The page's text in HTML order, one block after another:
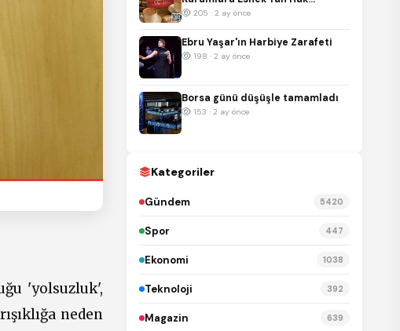
'yolsuzluk',
neden
Çözümü: A101 Hediye Kartı
205 · 2 ay önce
Ebru Yaşar'ın Harbiye Zarafeti
198 · 2 ay önce
Borsa günü düşüşle tamamladı
153 · 2 ay önce
Kategoriler
Gündem 5420
Spor 447
Ekonomi 1038
Teknoloji 392
Magazin 639